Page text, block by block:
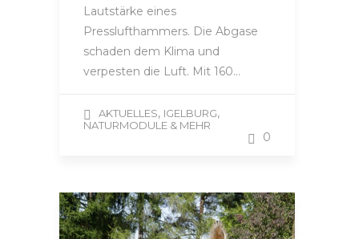
Lautstärke eines
Presslufthammers. Die Abgase
schaden dem Klima und
verpesten die Luft. Mit 160…
AKTUELLES, IGELBURG,
NATURMODULE & MEHR
0